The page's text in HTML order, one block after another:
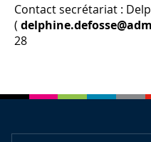
Contact secrétariat :
(
28